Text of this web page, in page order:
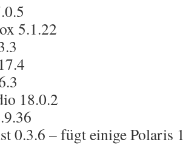
5.1.22
18.0.2
0.3.6 – fügt einige Polaris